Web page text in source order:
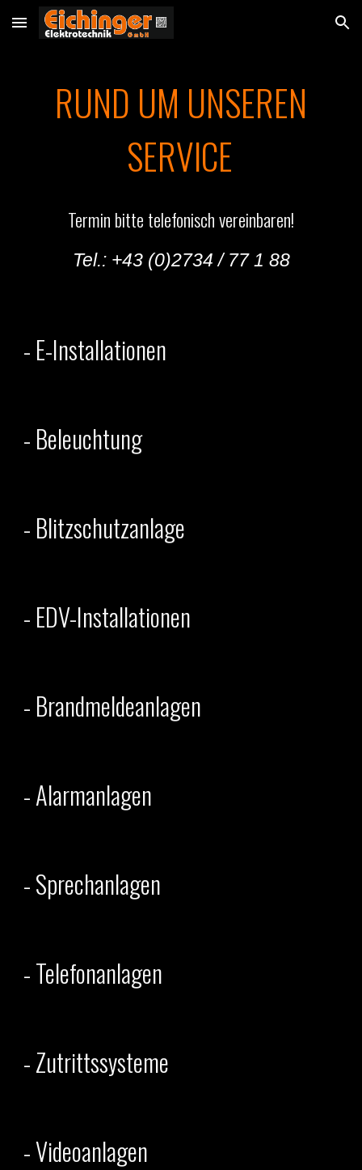
Skip to main content Skip to navigation
RUND UM UNSEREN
SERVICE
Termin bitte telefonisch vereinbaren!
Tel.: +43 (0)2734 / 77 1 88
- E-Installationen
- Beleuchtung
- Blitzschutzanlage
- EDV-Installationen
- Brandmeldeanlagen
- Alarmanlagen
- Sprechanlagen
- Telefonanlagen
- Zutrittssysteme
- Videoanlagen